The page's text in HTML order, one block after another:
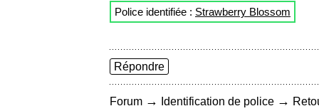
Police identifiée : Strawberry Blossom
Répondre
Forum → Identification de police →